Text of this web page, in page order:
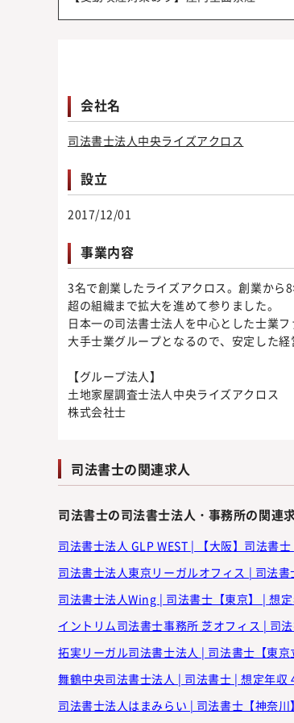
会社名
司法書士法人中央ライズアクロス
設立
2017/12/01
事業内容
3名で創業したライズアクロス。創業か
超の組織まで拡大を進めて参りました。
日本一の司法書士法人を中心とした士業
大手士業グループとなるので、安定した
【グループ法人】
土地家屋調査士法人中央ライズアクロス
株式会社士
司法書士の関連求人
司法書士の司法書士法人・事務所の関連
司法書士法人 GLP WEST | 【大阪】司法書
司法書士法人東京リーガルオフィス | 司法
司法書士法人Wing | 司法書士【東京】 | 想
イントリム司法書士事務所 芝オフィス | 司
拓実リーガル司法書士法人 | 司法書士【東
舞鶴中央司法書士法人 | 司法書士 | 想定年収
司法書士法人はまみらい | 司法書士【神奈